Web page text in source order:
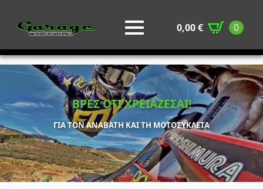
0,00€ 0
ΒΡΕΣ ΟΤΙ ΧΡΕΙΑΖΕΣΑΙ!
ΓΙΑ ΤΟΝ ΑΝΑΒΑΤΗ ΚΑΙ ΤΗ ΜΟΤΟΣΥΚΛΕΤΑ